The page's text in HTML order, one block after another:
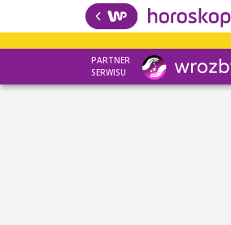
PARTNER
SERWISU